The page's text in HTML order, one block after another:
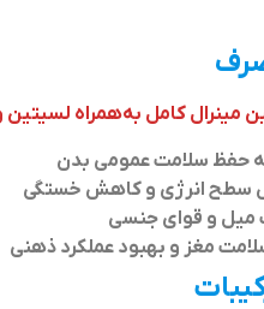
مینرال کامل به‌همراه
حفظ سلامت عمومی بدن
سطح انرژی و کاهش خستگی
میل و قوای جنسی
مغز و بهبود عملکرد ذهنی